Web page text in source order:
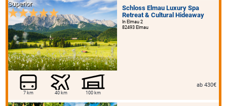
Schloss Elmau Luxury Spa
Retreat & Cultural Hideaway
In Elmau 2
82493 Elmau
Superior
7 km 40 km 100 km
ab 430€